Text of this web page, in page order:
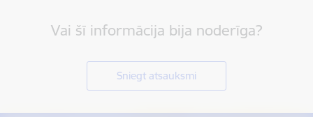
Vai šī informācija bija noderīga?
Sniegt atsauksmi